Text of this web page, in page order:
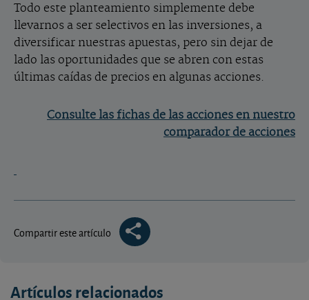
Todo este planteamiento simplemente debe
llevarnos a ser selectivos en las inversiones, a
diversificar nuestras apuestas, pero sin dejar de
lado las oportunidades que se abren con estas
últimas caídas de precios en algunas acciones.
Consulte las fichas de las acciones en nuestro
comparador de acciones
Compartir este artículo
Artículos relacionados